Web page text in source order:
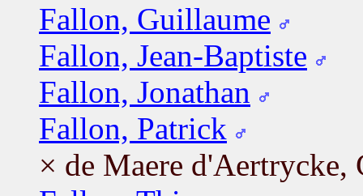
Fallon, Guillaume
Fallon, Jean-Baptiste
Fallon, Jonathan
Fallon, Patrick
× de Maere d'Aertrycke,